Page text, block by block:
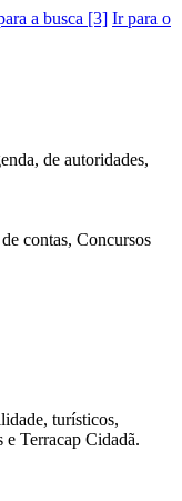
a busca [3] Ir para o
de autoridades,
contas, Concursos
turísticos,
e Terracap Cidadã.